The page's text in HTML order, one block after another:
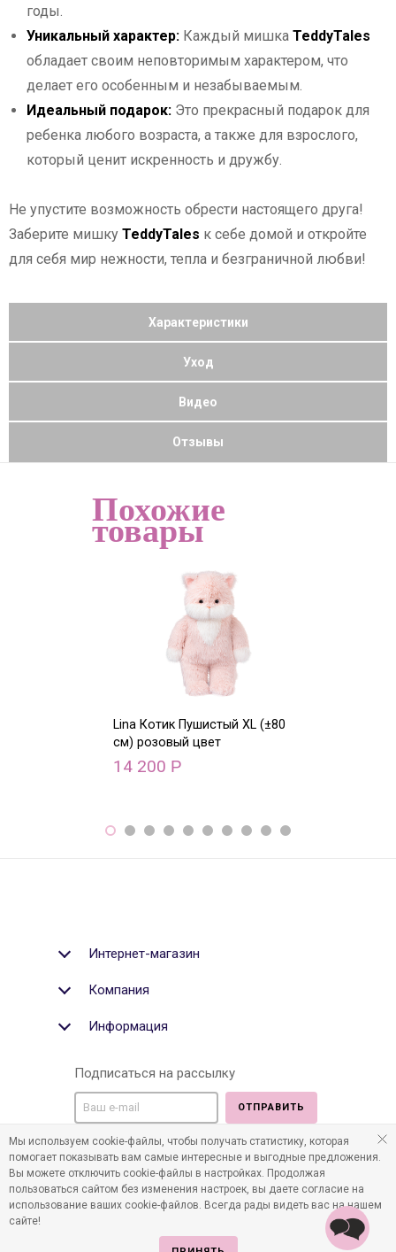
годы.
Уникальный характер: Каждый мишка TeddyTales
обладает своим неповторимым характером, что
делает его особенным и незабываемым.
Идеальный подарок: Это прекрасный подарок для
ребенка любого возраста, а также для взрослого,
который ценит искренность и дружбу.
Не упустите возможность обрести настоящего друга!
Заберите мишку TeddyTales к себе домой и откройте
для себя мир нежности, тепла и безграничной любви!
Характеристики
Уход
Видео
Отзывы
Похожие
товары
Lina Котик Пушистый XL (±80
см) розовый цвет
14 200 Р
Интернет-магазин
Компания
Информация
Подписаться на рассылку
ОТПРАВИТЬ
Мы в социальных медиа:
©2011-2026 Все права защищены. Интернет-магазин
Мы используем cookie-файлы, чтобы получать статистику, которая
помогает показывать вам самые интересные и выгодные предложения.
Вы можете отключить cookie-файлы в настройках. Продолжая
пользоваться сайтом без изменения настроек, вы даете согласие на
использование ваших cookie-файлов. Всегда рады видеть вас на нашем
сайте!